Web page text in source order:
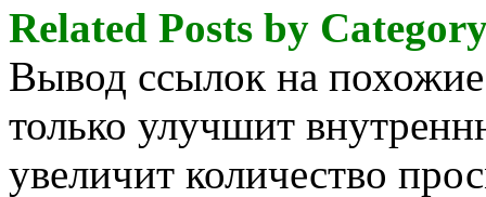
Related Posts by
Вывод ссылок на похожие
только улучшит
увеличит количество